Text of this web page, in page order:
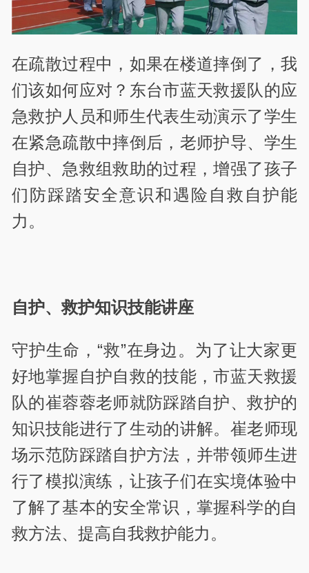
在疏散过程中，如果在楼道摔倒了，我
们该如何应对？东台市蓝天救援队的应
急救护人员和师生代表生动演示了学生
在紧急疏散中摔倒后，老师护导、学生
自护、急救组救助的过程，增强了孩子
们防踩踏安全意识和遇险自救自护能
力。
自护、救护知识技能讲座
守护生命，“救”在身边。为了让大家更
好地掌握自护自救的技能，市蓝天救援
队的崔蓉蓉老师就防踩踏自护、救护的
知识技能进行了生动的讲解。崔老师现
场示范防踩踏自护方法，并带领师生进
行了模拟演练，让孩子们在实境体验中
了解了基本的安全常识，掌握科学的自
救方法、提高自我救护能力。